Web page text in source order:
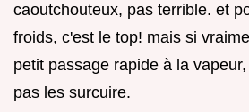
caoutchouteux, pas terrible. et
froids, c'est le top! mais si
petit passage rapide à la
pas les surcuire.